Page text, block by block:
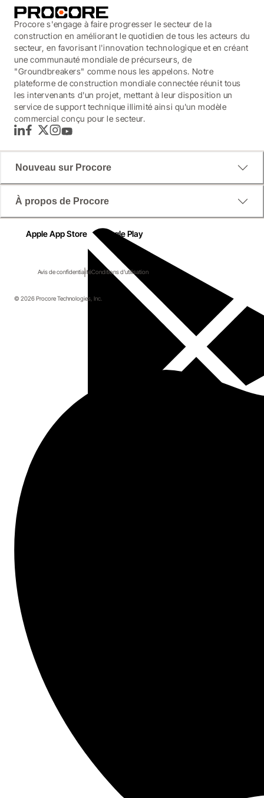
Procore s'engage à faire progresser le secteur de la
construction en améliorant le quotidien de tous les acteurs du
secteur, en favorisant l'innovation technologique et en créant
une communauté mondiale de précurseurs, de
"Groundbreakers" comme nous les appelons. Notre
plateforme de construction mondiale connectée réunit tous
les intervenants d'un projet, mettant à leur disposition un
service de support technique illimité ainsi qu'un modèle
commercial conçu pour le secteur.
LinkedInFacebook
TwitterInstagram
YouTube
Nouveau sur Procore
À propos de Procore
Apple App Store Google Play
Avis de confidentialitéConditions d'utilisation
© 2026 Procore Technologies, Inc.